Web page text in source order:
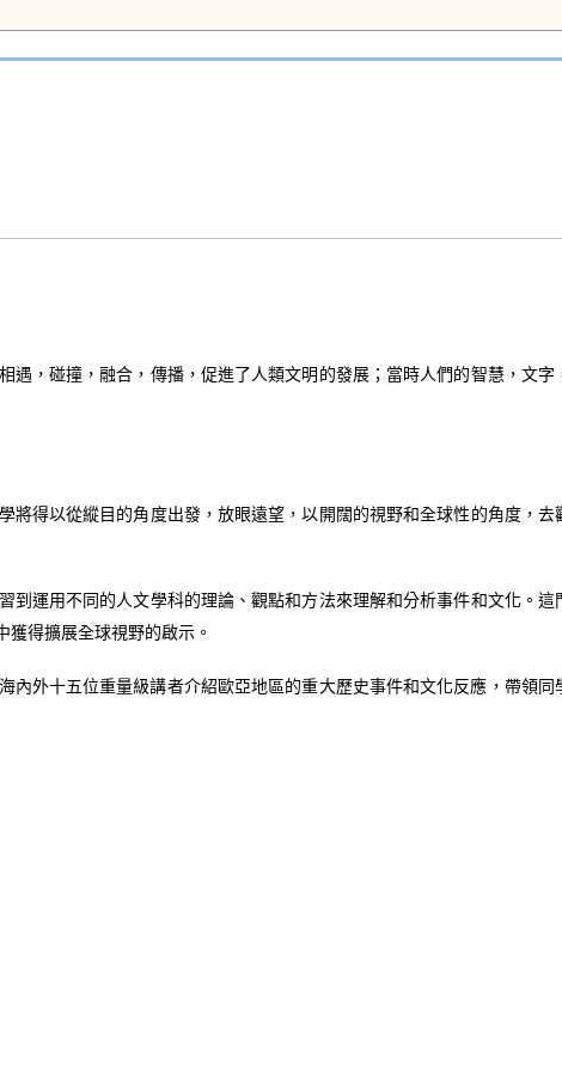
，碰撞，融合，傳播，促進了人類文明的發展；當時人們的智慧，文
得以從縱目的角度出發，放眼遠望，以開闊的視野和全球性的角度，
運用不同的人文學科的理論、觀點和方法來理解和分析事件和文化。這
得擴展全球視野的啟示。
外十五位重量級講者介紹歐亞地區的重大歷史事件和文化反應，帶領